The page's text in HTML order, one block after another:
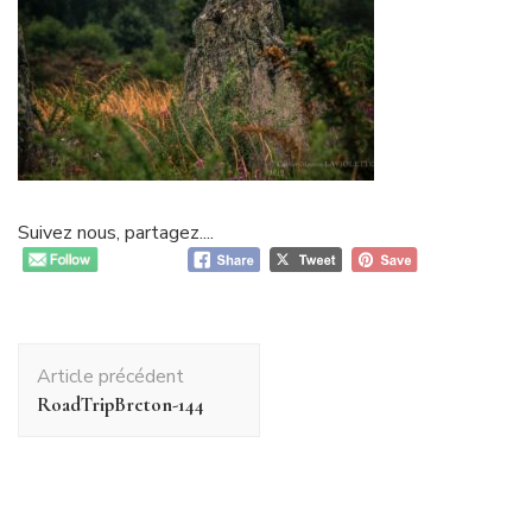
Suivez nous, partagez....
d'article
Article précédent
RoadTripBreton-144